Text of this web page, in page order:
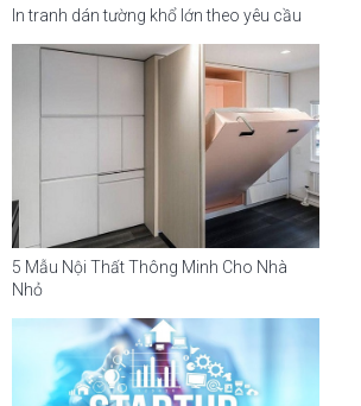
In tranh dán tường khổ lớn theo yêu cầu
5 Mẫu Nội Thất Thông Minh Cho Nhà
Nhỏ